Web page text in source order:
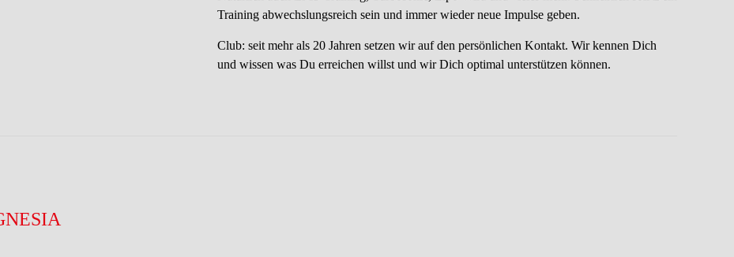
Training abwechslungsreich sein und immer wieder neue Impulse geben.
Club: seit mehr als 20 Jahren setzen wir auf den persönlichen Kontakt. Wir kennen Dich
und wissen was Du erreichen willst und wir Dich optimal unterstützen können.